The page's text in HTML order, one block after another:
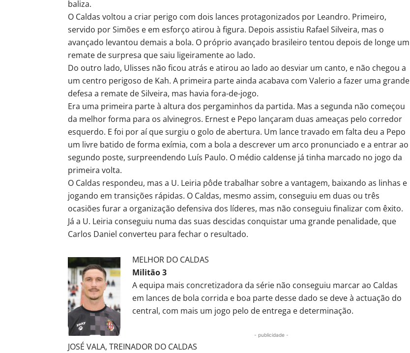
baliza.
O Caldas voltou a criar perigo com dois lances protagonizados por Leandro. Primeiro,
servido por Simões e em esforço atirou à figura. Depois assistiu Rafael Silveira, mas o
avançado levantou demais a bola. O próprio avançado brasileiro tentou depois de longe um
remate de surpresa que saiu ligeiramente ao lado.
Do outro lado, Ulisses não ficou atrás e atirou ao lado ao desviar um canto, e não chegou a
um centro perigoso de Kah. A primeira parte ainda acabava com Valerio a fazer uma grande
defesa a remate de Silveira, mas havia fora-de-jogo.
Era uma primeira parte à altura dos pergaminhos da partida. Mas a segunda não começou
da melhor forma para os alvinegros. Ernest e Pepo lançaram duas ameaças pelo corredor
esquerdo. E foi por aí que surgiu o golo de abertura. Um lance travado em falta deu a Pepo
um livre batido de forma exímia, com a bola a descrever um arco pronunciado e a entrar ao
segundo poste, surpreendendo Luís Paulo. O médio caldense já tinha marcado no jogo da
primeira volta.
O Caldas respondeu, mas a U. Leiria pôde trabalhar sobre a vantagem, baixando as linhas e
jogando em transições rápidas. O Caldas, mesmo assim, conseguiu em duas ou três
ocasiões furar a organização defensiva dos líderes, mas não conseguiu finalizar com êxito.
Já a U. Leiria conseguiu numa das suas descidas conquistar uma grande penalidade, que
Carlos Daniel converteu para fechar o resultado.
MELHOR DO CALDAS
Militão 3
A equipa mais concretizadora da série não conseguiu marcar ao Caldas
em lances de bola corrida e boa parte desse dado se deve à actuação do
central, com mais um jogo pelo de entrega e determinação.
- publicidade -
JOSÉ VALA, TREINADOR DO CALDAS